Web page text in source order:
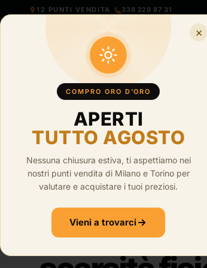
12 PUNTI VENDITA 338 229 87 31
● LIVE
ORO 22KT ·91,28 €/gORO 21KT ·
BLOG
·6min di lettura
Prezzo
×
COMPRO ORO D’ORO
APERTI
TUTTO AGOSTO
Nessuna chiusura estiva, ti aspettiamo nei
nostri punti vendita di Milano e Torino per
valutare e acquistare i tuoi preziosi.
Vieni a trovarci